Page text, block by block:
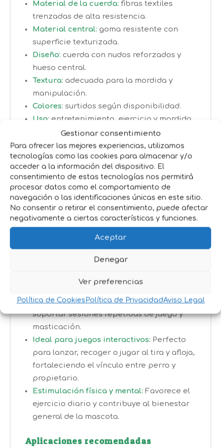
Gestionar consentimiento
Para ofrecer las mejores experiencias, utilizamos
tecnologías como las cookies para almacenar y/o
acceder a la información del dispositivo. El
consentimiento de estas tecnologías nos permitirá
procesar datos como el comportamiento de
navegación o las identificaciones únicas en este sitio.
No consentir o retirar el consentimiento, puede afectar
negativamente a ciertas características y funciones.
Aceptar
Denegar
Ver preferencias
Política de Cookies Política de PrivacidadAviso Legal
Material de la cuerda: fibras textiles
trenzadas de alta resistencia.
Material central: goma resistente con
superficie texturizada.
Diseño: cuerda con nudos reforzados y
hueso central.
Textura: adecuada para la mordida y
manipulación.
Colores: surtidos según disponibilidad.
Uso: entretenimiento, ejercicio y mordida.
Apto para:cachorros y perros adultos.
Beneficios clave
Favorece la higiene dental:La
combinación de la cuerda y la superficie
rugosa del hueso ayuda a reducir la
acumulación de placa mientras el perro
Mayor entretenimiento:Estimula el juego y
mantiene al perro activo física y
mentalmente, ayudando a combatir el
Resistente a la mordida:
materiales duraderos capaces de
soportar sesiones repetidas de juego y
masticación.
Ideal para juegos interactivos: Perfecto
para lanzar, recoger o jugar al tira y afloja,
fortaleciendo el vínculo entre perro y
propietario.
Estimulación física y mental: Favorece el
ejercicio diario y contribuye al bienestar
general de la mascota.
Aplicaciones recomendadas